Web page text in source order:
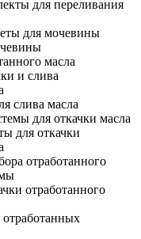
для переливания
для мочевины
масла
и слива
слива масла
для откачки масла
для откачки
отработанного
отработанного